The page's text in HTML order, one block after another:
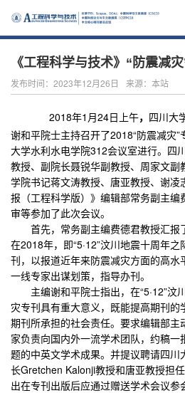
《工程科学与技术》“防震减
发布时间：2023年12月26日 来源：本站
2018年1 月24日上午， 四川大
谢和平院士主持召开了2018“防震减灾
大学水利水电学院312会议室进行。四
教授、副院长聂锐华副教授、周家文
学院书记蒋文涛教授、唐亚教授、谢
报（工程科学版）》编辑部常务副主编
审等参加了此次会议。
首先，常务副主编费德君教授汇报
在2018年，即“5·12”汶川地震十周年
刊，以报道近年来防震减灾方面的高水
一线专家出谋划策，指导办刊。
主编谢和平院士指出，在“5·12”汶
灾专刊具有重大意义，既能提高期刊
期刊所承担的社会责任。要求编辑部主
家负责向国内外一流学术团队，约稿
题的中英文学术成果。并提议聘请四
长Gretchen Kalonji教授和唐亚教授担
出在专刊出版后应通过赠送学术会议